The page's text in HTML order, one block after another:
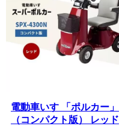
電動車いす 「ポルカー」
（コンパクト版） レッド